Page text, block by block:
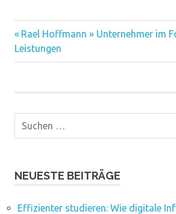
Beitragsnavigation
Vorheriger
Beitrag:
Rael Hoffmann » Unternehmer im
Leistungen
NEUESTE BEITRÄGE
Effizienter studieren: Wie digitale